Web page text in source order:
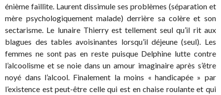
énième faillite. Laurent dissimule ses problèmes (séparation et
mère psychologiquement malade) derrière sa colère et son
sectarisme. Le lunaire Thierry est tellement seul qu’il rit aux
blagues des tables avoisinantes lorsqu’il déjeune (seul). Les
femmes ne sont pas en reste puisque Delphine lutte contre
l’alcoolisme et se noie dans un amour imaginaire après s’être
noyé dans l’alcool. Finalement la moins « handicapée » par
l’existence est peut-être celle qui est en chaise roulante et qui